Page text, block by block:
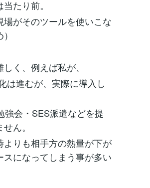
たり前。
がそのツールを使いこな
く、例えば私が、
は進むが、実際に導入し
強会・SES派遣などを提
ん。
りも相手方の熱量が下が
になってしまう事が多い